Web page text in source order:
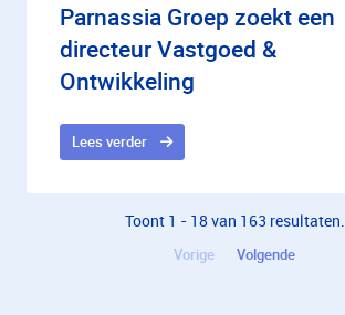
Parnassia Groep zoekt een
directeur Vastgoed &
Ontwikkeling
Lees verder
Toont 1 - 18 van 163 resultaten.
Vorige Volgende